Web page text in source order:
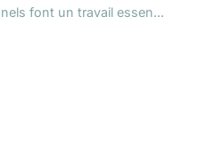
font un travail essen...